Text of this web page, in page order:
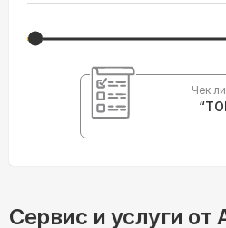
Чек
Сервис и услуги от